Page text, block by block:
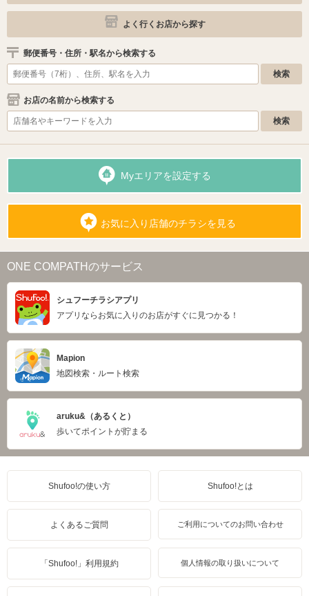
よく行くお店から探す
郵便番号・住所・駅名から検索する
お店の名前から検索する
Myエリアを設定する
お気に入り店舗のチラシを見る
ONE COMPATHのサービス
シュフーチラシアプリ
アプリならお気に入りのお店がすぐに見つかる！
Mapion
地図検索・ルート検索
aruku&（あるくと）
歩いてポイントが貯まる
Shufoo!の使い方 Shufoo!とは
よくあるご質問 ご利用についてのお問い合わせ
「Shufoo!」利用規約 個人情報の取り扱いについて